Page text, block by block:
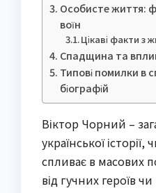
Особисте життя:
воїн
Цікаві факти з
Спадщина та
Типові помилки в
біографій
Віктор Чорний –
української історії,
спливає в масових
від гучних героїв чи